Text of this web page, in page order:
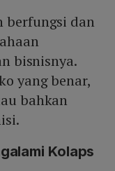
berfungsi dan
bisnisnya.
yang benar,
bahkan
Kolaps